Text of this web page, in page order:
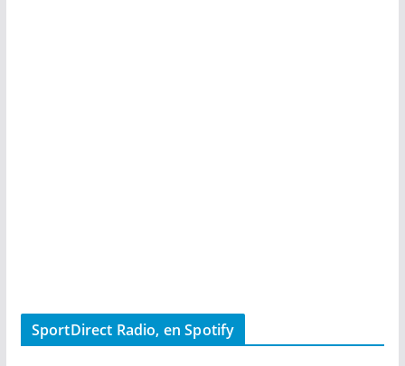
SportDirect Radio, en Spotify